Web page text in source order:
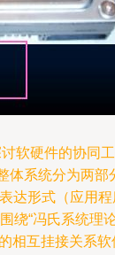
软硬件的协同
体系统分为两
达形式（应用
“冯氏系统理
相互挂接关系